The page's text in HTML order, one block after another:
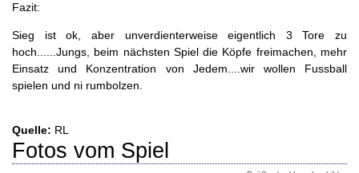
Fazit:
Sieg ist ok, aber unverdienterweise eigentlich 3 Tore zu
hoch......Jungs, beim nächsten Spiel die Köpfe freimachen, mehr
Einsatz und Konzentration von Jedem....wir wollen Fussball
spielen und ni rumbolzen.
Quelle: RL
Fotos vom Spiel